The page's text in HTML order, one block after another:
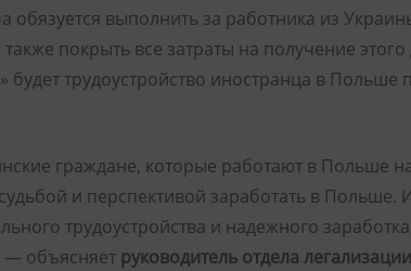
выполнить за работника из
покрыть все затраты на получение
трудоустройство иностранца в Польше
граждане, которые работают в Польше
и перспективой заработать в
трудоустройства и надежного
— объясняет руководитель отдела